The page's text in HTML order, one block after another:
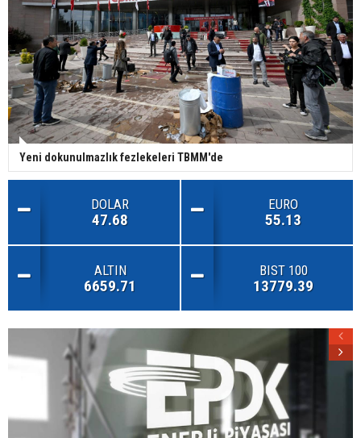
Yeni dokunulmazlık fezlekeleri TBMM'de
DOLAR
47.68
EURO
55.13
ALTIN
6659.71
BIST 100
13779.39